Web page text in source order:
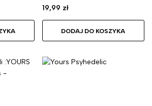
19,99 zł
DODAJ DO KOSZYKA